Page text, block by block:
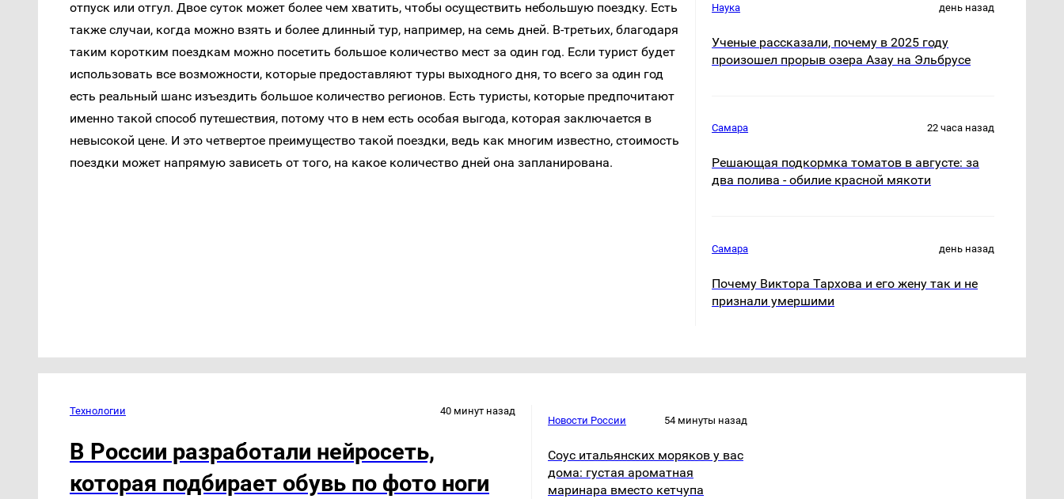
отпуск или отгул. Двое суток может более чем хватить, чтобы осуществить небольшую поездку. Есть
также случаи, когда можно взять и более длинный тур, например, на семь дней. В-третьих, благодаря
таким коротким поездкам можно посетить большое количество мест за один год. Если турист будет
использовать все возможности, которые предоставляют туры выходного дня, то всего за один год
есть реальный шанс изъездить большое количество регионов. Есть туристы, которые предпочитают
именно такой способ путешествия, потому что в нем есть особая выгода, которая заключается в
невысокой цене. И это четвертое преимущество такой поездки, ведь как многим известно, стоимость
поездки может напрямую зависеть от того, на какое количество дней она запланирована.
Наука день назад
Ученые рассказали, почему в 2025 году
произошел прорыв озера Азау на Эльбрусе
Самара 22 часа назад
Решающая подкормка томатов в августе: за
два полива - обилие красной мякоти
Самара день назад
Почему Виктора Тархова и его жену так и не
признали умершими
Технологии 40 минут назад
В России разработали нейросеть,
которая подбирает обувь по фото ноги
Новости России 54 минуты назад
Соус итальянских моряков у вас
дома: густая ароматная
маринара вместо кетчупа